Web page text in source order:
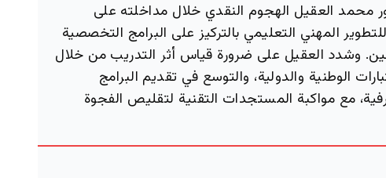
محمد العقيل الهجوم النقدي خلال مداخلته على
المهني التعليمي بالتركيز على البرامج التخصصية
وشدد العقيل على ضرورة قياس أثر التدريب من خلال
الوطنية والدولية، والتوسع في تقديم البرامج
مع مواكبة المستجدات التقنية لتقليص الفجوة